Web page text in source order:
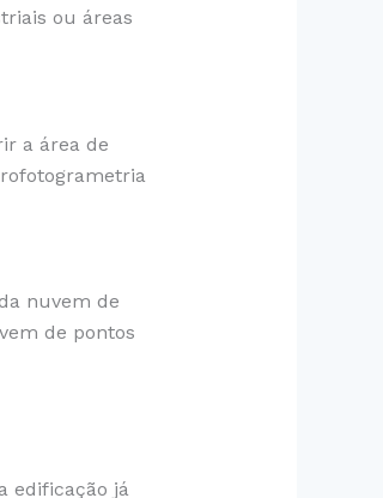
ou áreas
a área de
nuvem de
de pontos
edificação já